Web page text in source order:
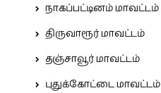
நாகப்பட்டினம் மாவட்டம்
திருவாரூர் மாவட்டம்
தஞ்சாவூர் மாவட்டம்
புதுக்கோட்டை மாவட்டம்